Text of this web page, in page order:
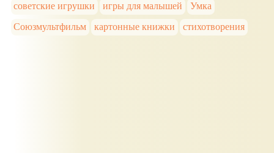
советские игрушки
игры для малышей
Умка
Союзмультфильм
картонные книжки стихотворения